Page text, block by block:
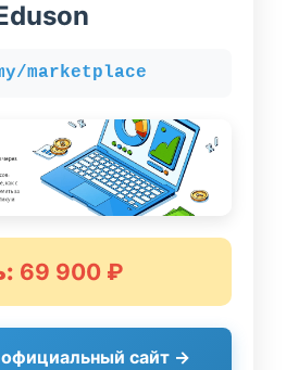
marketplace
69 900 ₽
сайт →